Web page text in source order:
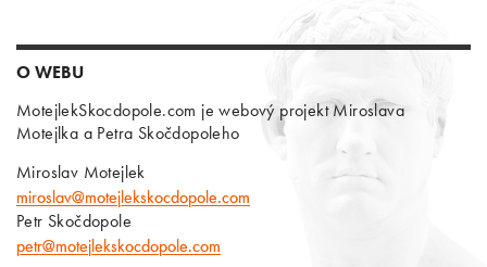
O WEBU
MotejlekSkocdopole.com je webový projekt Miroslava
Motejlka a Petra Skočdopoleho
Miroslav Motejlek
miroslav@motejlekskocdopole.com
Petr Skočdopole
petr@motejlekskocdopole.com